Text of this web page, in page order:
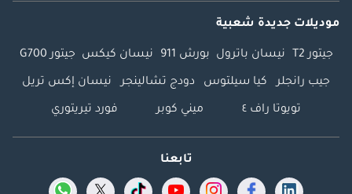
موديلات جديدة شعبية
جيتور T2 نيسان باترول بورش 911 نيسان كيكس جيتور G700
جيب رانجلر كيا سيلتوس دودج تشالينجر نيسان إكس تريل
تويوتا راف ٤ ميني كوبر فورد تيريتوري
تابعنا